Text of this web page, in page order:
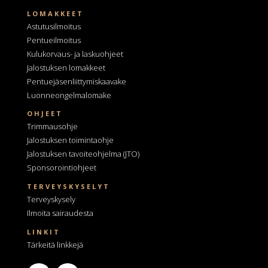
LOMAKKEET
Astutusilmoitus
Pentueilmoitus
Kulukorvaus- ja laskuohjeet
Jalostuksen lomakkeet
Pentuejäsenliittymiskaavake
Luonneongelmalomake
OHJEET
Trimmausohje
Jalostuksen toimintaohje
Jalostuksen tavoiteohjelma (JTO)
Sponsorointiohjeet
TERVEYSKYSELYT
Terveyskysely
Ilmoita sairaudesta
LINKIT
Tärkeitä linkkejä